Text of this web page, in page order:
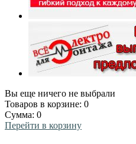
Вы еще ничего не выбрали
Товаров в корзине: 0
Сумма: 0
Перейти в корзину